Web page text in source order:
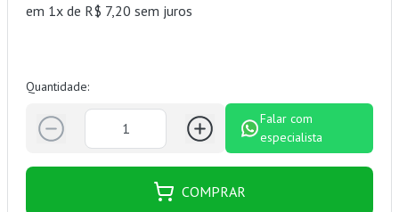
em 1x de R$ 7,20 sem juros
Quantidade:
Falar com
especialista
COMPRAR